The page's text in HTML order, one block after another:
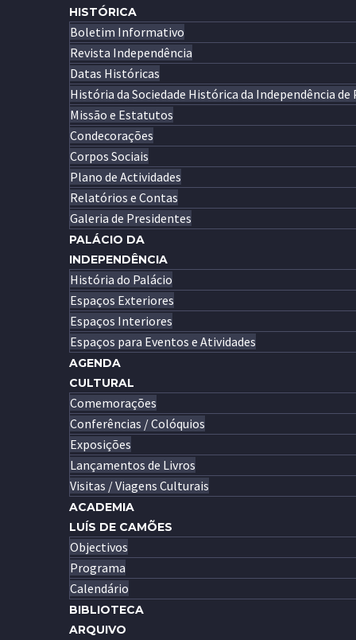
HISTÓRICA
Boletim Informativo
Revista Independência
Datas Históricas
História da Sociedade Histórica da Independência
Missão e Estatutos
Condecorações
Corpos Sociais
Plano de Actividades
Relatórios e Contas
Galeria de Presidentes
PALÁCIO DA
INDEPENDÊNCIA
História do Palácio
Espaços Exteriores
Espaços Interiores
Espaços para Eventos e Atividades
AGENDA
CULTURAL
Comemorações
Conferências / Colóquios
Exposições
Lançamentos de Livros
Visitas / Viagens Culturais
ACADEMIA
LUÍS DE CAMÕES
Objectivos
Programa
Calendário
BIBLIOTECA
ARQUIVO